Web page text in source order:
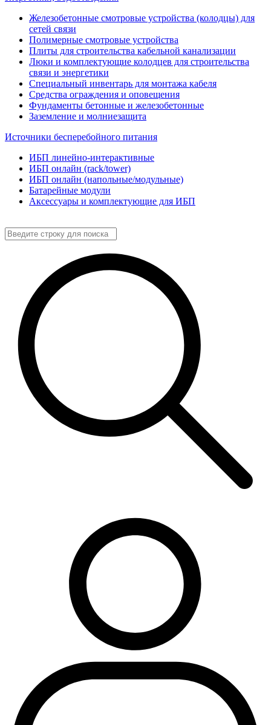
Железобетонные смотровые устройства (колодцы) для
сетей связи
Полимерные смотровые устройства
Плиты для строительства кабельной канализации
Люки и комплектующие колодцев для строительства
связи и энергетики
Специальный инвентарь для монтажа кабеля
Средства ограждения и оповещения
Фундаменты бетонные и железобетонные
Заземление и молниезащита
Источники бесперебойного питания
ИБП линейно-интерактивные
ИБП онлайн (rack/tower)
ИБП онлайн (напольные/модульные)
Батарейные модули
Аксессуары и комплектующие для ИБП